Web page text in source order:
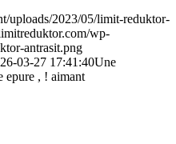
uploads/2023/05/limit-reduktor-
wp-
antrasit.png
03-27 17:41:40Une
epure , ! aimant